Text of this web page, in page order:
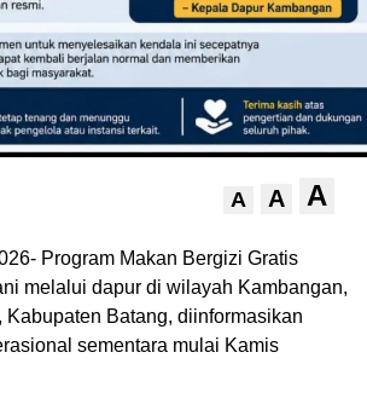
A A A
Program Makan Bergizi Gratis
melalui dapur di wilayah Kambangan,
Kabupaten Batang, diinformasikan
sementara mulai Kamis